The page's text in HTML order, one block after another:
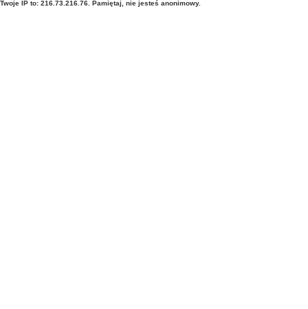
Twoje IP to: 216.73.216.76. Pamiętaj, nie jesteś anonimowy.